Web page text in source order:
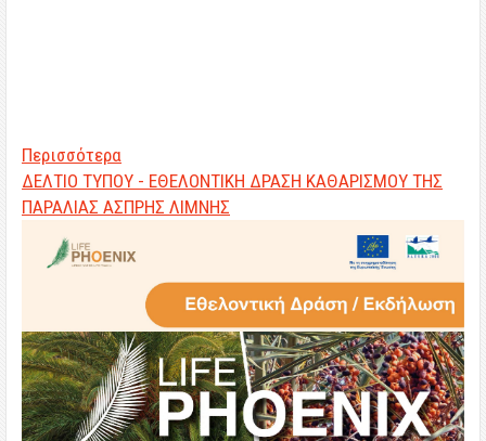
Περισσότερα
ΔΕΛΤΙΟ ΤΥΠΟΥ - ΕΘΕΛΟΝΤΙΚΗ ΔΡΑΣΗ ΚΑΘΑΡΙΣΜΟΥ ΤΗΣ
ΠΑΡΑΛΙΑΣ ΑΣΠΡΗΣ ΛΙΜΝΗΣ